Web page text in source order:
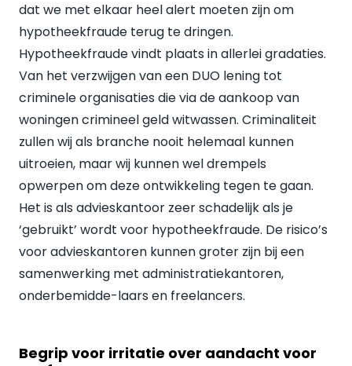
dat we met elkaar heel alert moeten zijn om
hypotheekfraude terug te dringen.
Hypotheekfraude vindt plaats in allerlei gradaties.
Van het verzwijgen van een DUO lening tot
criminele organisaties die via de aankoop van
woningen crimineel geld witwassen. Criminaliteit
zullen wij als branche nooit helemaal kunnen
uitroeien, maar wij kunnen wel drempels
opwerpen om deze ontwikkeling tegen te gaan.
Het is als advieskantoor zeer schadelijk als je
‘gebruikt’ wordt voor hypotheekfraude. De risico’s
voor advieskantoren kunnen groter zijn bij een
samenwerking met administratiekantoren,
onderbemidde-laars en freelancers.
Begrip voor irritatie over aandacht voor